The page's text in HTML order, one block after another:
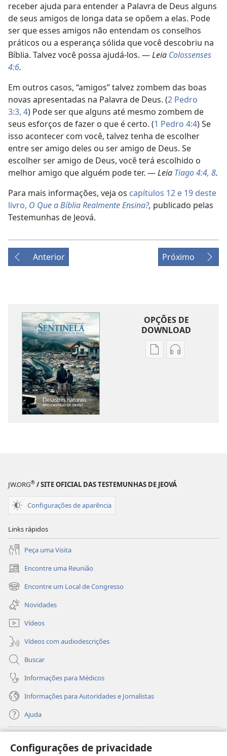
Configurações de privacidade
receber ajuda para entender a Palavra de Deus alguns
de seus amigos de longa data se opõem a elas. Pode
ser que esses amigos não entendam os conselhos
práticos ou a esperança sólida que você descobriu na
Bíblia. Talvez você possa ajudá-los. —Leia Colossenses
4:6.
Em outros casos, “amigos” talvez zombem das boas
novas apresentadas na Palavra de Deus. (2 Pedro
3:3, 4) Pode ser que alguns até mesmo zombem de
seus esforços de fazer o que é certo. (1 Pedro 4:4) Se
isso acontecer com você, talvez tenha de escolher
entre ser amigo deles ou ser amigo de Deus. Se
escolher ser amigo de Deus, você terá escolhido o
melhor amigo que alguém pode ter. —Leia Tiago 4:4, 8.
Para mais informações, veja os capítulos 12 e 19 deste
livro, O Que a Bíblia Realmente Ensina?, publicado pelas
Testemunhas de Jeová.
Anterior Próximo
OPÇÕES DE
DOWNLOAD
OpçõesOpções
JW.ORG® / SITE OFICIAL DAS TESTEMUNHAS DE JEOVÁ
Configurações de aparência
Links rápidos
Peça uma Visita
Encontre uma Reunião
(abre
nova
janela)
Encontre um Local de Congresso
(abre
nova
janela)
Novidades
Vídeos
Vídeos com audiodescrições
Buscar
Informações para Médicos
Informações para Autoridades e Jornalistas
Ajuda
(abre
nova